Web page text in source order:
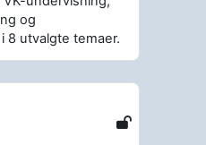
og
8 utvalgte temaer.